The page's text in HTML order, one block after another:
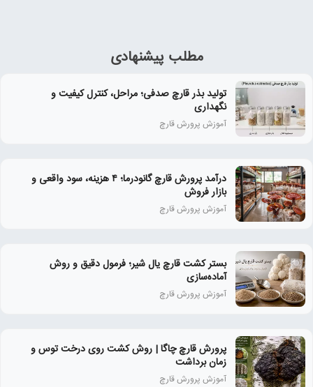
مطلب پیشنهادی
تولید بذر قارچ صدفی؛ مراحل، کنترل کیفیت و
نگهداری
آموزش پرورش قارچ
درآمد پرورش قارچ گانودرما؛ ۴ هزینه، سود واقعی و
بازار فروش
آموزش پرورش قارچ
بستر کشت قارچ یال شیر؛ فرمول دقیق و روش
آماده‌سازی
آموزش پرورش قارچ
پرورش قارچ چاگا | روش کشت روی درخت توس و
زمان برداشت
آموزش پرورش قارچ